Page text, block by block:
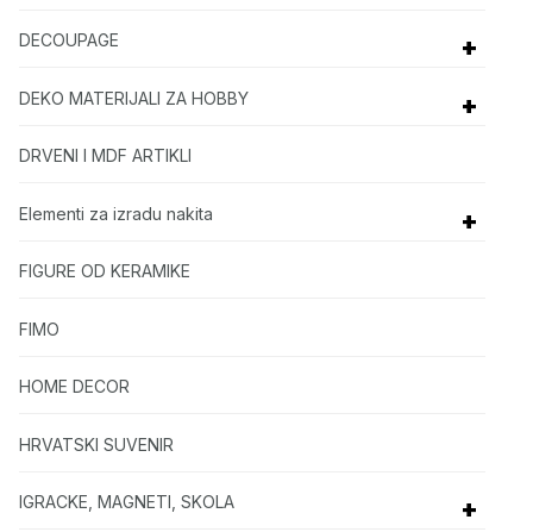
DECOUPAGE +
DEKO MATERIJALI ZA HOBBY +
DRVENI I MDF ARTIKLI
Elementi za izradu nakita +
FIGURE OD KERAMIKE
FIMO
HOME DECOR
HRVATSKI SUVENIR
IGRACKE, MAGNETI, SKOLA +